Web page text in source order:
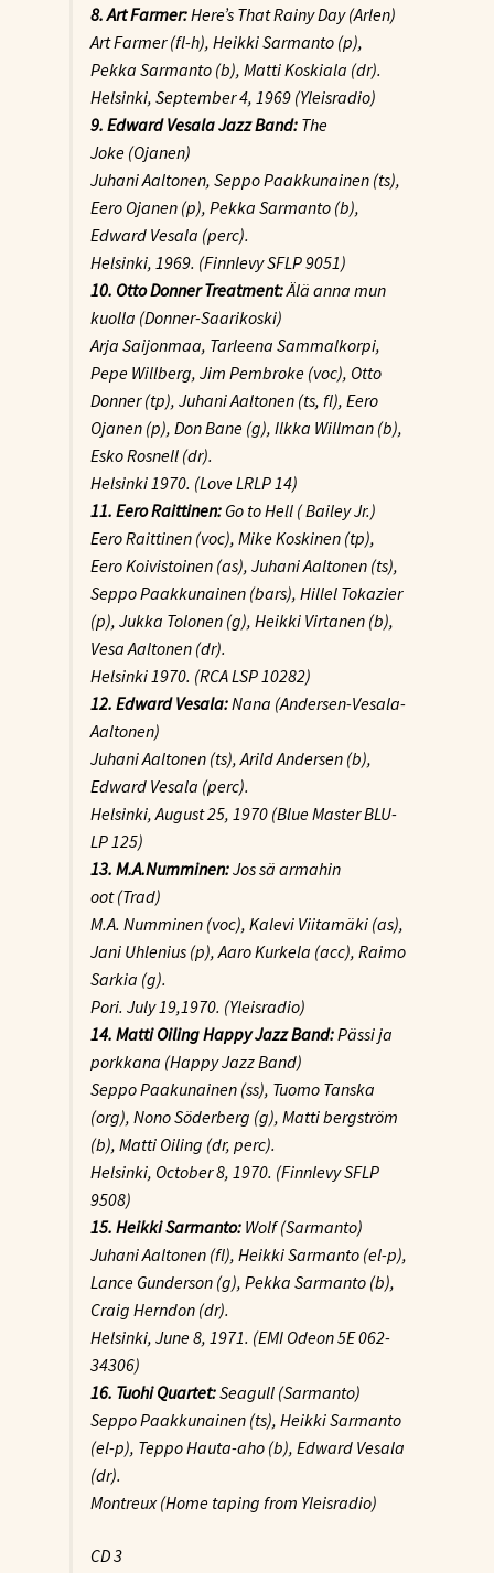
8. Art Farmer:Here’s That Rainy Day(Arlen)
Art Farmer (fl-h), Heikki Sarmanto (p),
Pekka Sarmanto (b), Matti Koskiala (dr).
Helsinki, September 4, 1969 (Yleisradio)
9. Edward Vesala Jazz Band:The
Joke (Ojanen)
Juhani Aaltonen, Seppo Paakkunainen (ts),
Eero Ojanen (p), Pekka Sarmanto (b),
Edward Vesala (perc).
Helsinki, 1969. (Finnlevy SFLP 9051)
10. Otto Donner Treatment:Älä anna mun
kuolla (Donner-Saarikoski)
Arja Saijonmaa, Tarleena Sammalkorpi,
Pepe Willberg, Jim Pembroke (voc), Otto
Donner (tp), Juhani Aaltonen (ts, fl), Eero
Ojanen (p), Don Bane (g), Ilkka Willman (b),
Esko Rosnell (dr).
Helsinki 1970. (Love LRLP 14)
11. Eero Raittinen:Go to Hell ( Bailey Jr.)
Eero Raittinen (voc), Mike Koskinen (tp),
Eero Koivistoinen (as), Juhani Aaltonen (ts),
Seppo Paakkunainen (bars), Hillel Tokazier
(p), Jukka Tolonen (g), Heikki Virtanen (b),
Vesa Aaltonen (dr).
Helsinki 1970. (RCA LSP 10282)
12. Edward Vesala:Nana (Andersen-Vesala-
Aaltonen)
Juhani Aaltonen (ts), Arild Andersen (b),
Edward Vesala (perc).
Helsinki, August 25, 1970 (Blue Master BLU-
LP 125)
13. M.A.Numminen:Jos sä armahin
oot(Trad)
M.A. Numminen (voc), Kalevi Viitamäki (as),
Jani Uhlenius (p), Aaro Kurkela (acc), Raimo
Sarkia (g).
Pori. July 19,1970. (Yleisradio)
14. Matti Oiling Happy Jazz Band:Pässi ja
porkkana (Happy Jazz Band)
Seppo Paakunainen (ss), Tuomo Tanska
(org), Nono Söderberg (g), Matti bergström
(b), Matti Oiling (dr, perc).
Helsinki, October 8, 1970. (Finnlevy SFLP
9508)
15. Heikki Sarmanto:Wolf (Sarmanto)
Juhani Aaltonen (fl), Heikki Sarmanto (el-p),
Lance Gunderson (g), Pekka Sarmanto (b),
Craig Herndon (dr).
Helsinki, June 8, 1971. (EMI Odeon 5E 062-
34306)
16. Tuohi Quartet:Seagull (Sarmanto)
Seppo Paakkunainen (ts), Heikki Sarmanto
(el-p), Teppo Hauta-aho (b), Edward Vesala
(dr).
Montreux (Home taping from Yleisradio)
CD 3